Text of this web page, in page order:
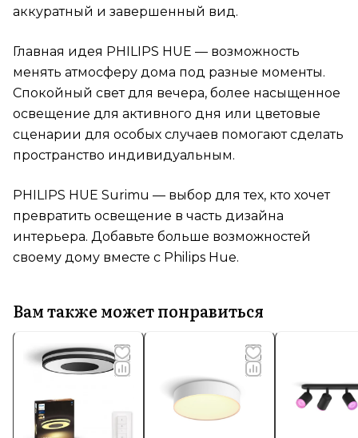
аккуратный и завершенный вид.
Главная идея PHILIPS HUE — возможность
менять атмосферу дома под разные моменты.
Спокойный свет для вечера, более насыщенное
освещение для активного дня или цветовые
сценарии для особых случаев помогают сделать
пространство индивидуальным.
PHILIPS HUE Surimu — выбор для тех, кто хочет
превратить освещение в часть дизайна
интерьера. Добавьте больше возможностей
своему дому вместе с Philips Hue.
Вам также может понравиться